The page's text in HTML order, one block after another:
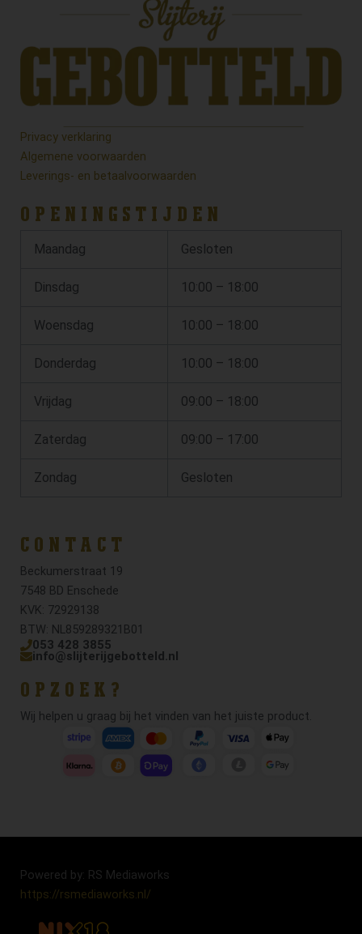
Privacy verklaring
Algemene voorwaarden
Leverings- en betaalvoorwaarden
OPENINGSTIJDEN
Maandag Gesloten
Dinsdag 10:00 – 18:00
Woensdag 10:00 – 18:00
Donderdag 10:00 – 18:00
Vrijdag 09:00 – 18:00
Zaterdag 09:00 – 17:00
Zondag Gesloten
CONTACT
Beckumerstraat 19
7548 BD Enschede
KVK: 72929138
BTW: NL859289321B01
053 428 3855
info@slijterijgebotteld.nl
OPZOEK?
Wij helpen u graag bij het vinden van het juiste product.
Powered by: RS Mediaworks
https://rsmediaworks.nl/